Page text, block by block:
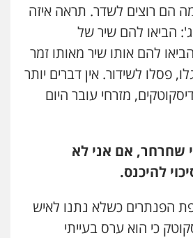
מה הם רוצים לשדר. תראה איזה
הביאו להם שיר של
להם אותו שיר מאותו זמר
פסלו לשידור. אין דברים יותר
מזרחי עובר היום
שחרחר, אם אני לא
להיכנס.
הפנתרים כשלא נתנו לאיש
כי הוא ערס בעייתי